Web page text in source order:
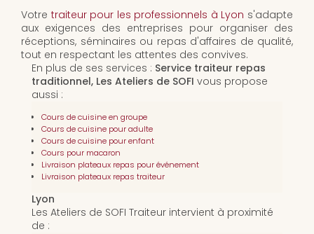
Votre traiteur pour les professionnels à Lyon s'adapte
aux exigences des entreprises pour organiser des
réceptions, séminaires ou repas d'affaires de qualité,
tout en respectant les attentes des convives.
En plus de ses services : Service traiteur repas
traditionnel, Les Ateliers de SOFI vous propose
aussi :
Cours de cuisine en groupe
Cours de cuisine pour adulte
Cours de cuisine pour enfant
Cours pour macaron
Livraison plateaux repas pour événement
Livraison plateaux repas traiteur
Lyon
Les Ateliers de SOFI Traiteur intervient à proximité
de :